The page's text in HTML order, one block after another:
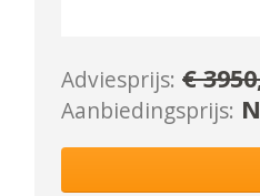
Adviesprijs: €3950
Aanbiedingsprijs: